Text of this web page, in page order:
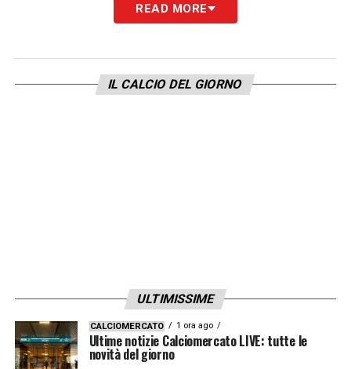
READ MORE
IL CALCIO DEL GIORNO
ULTIMISSIME
CALCIOMERCATO 1 ora ago
Ultime notizie Calciomercato LIVE: tutte le
novità del giorno